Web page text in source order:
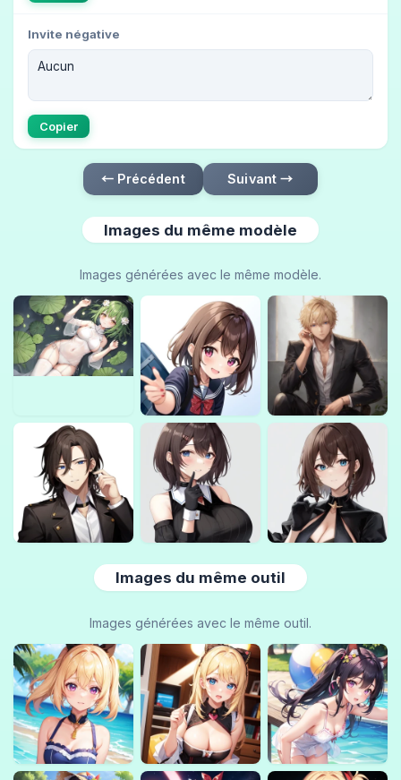
Invite négative
Copier
← Précédent Suivant →
Images du même modèle
Images générées avec le même modèle.
Images du même outil
Images générées avec le même outil.